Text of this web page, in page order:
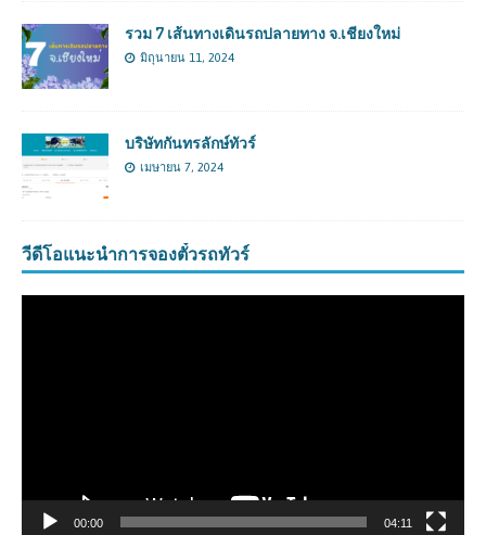
รวม 7 เส้นทางเดินรถปลายทาง จ.เชียงใหม่
มิถุนายน 11, 2024
บริษัทกันทรลักษ์ทัวร์
เมษายน 7, 2024
วีดีโอแนะนำการจองตั๋วรถทัวร์
00:00 04:11